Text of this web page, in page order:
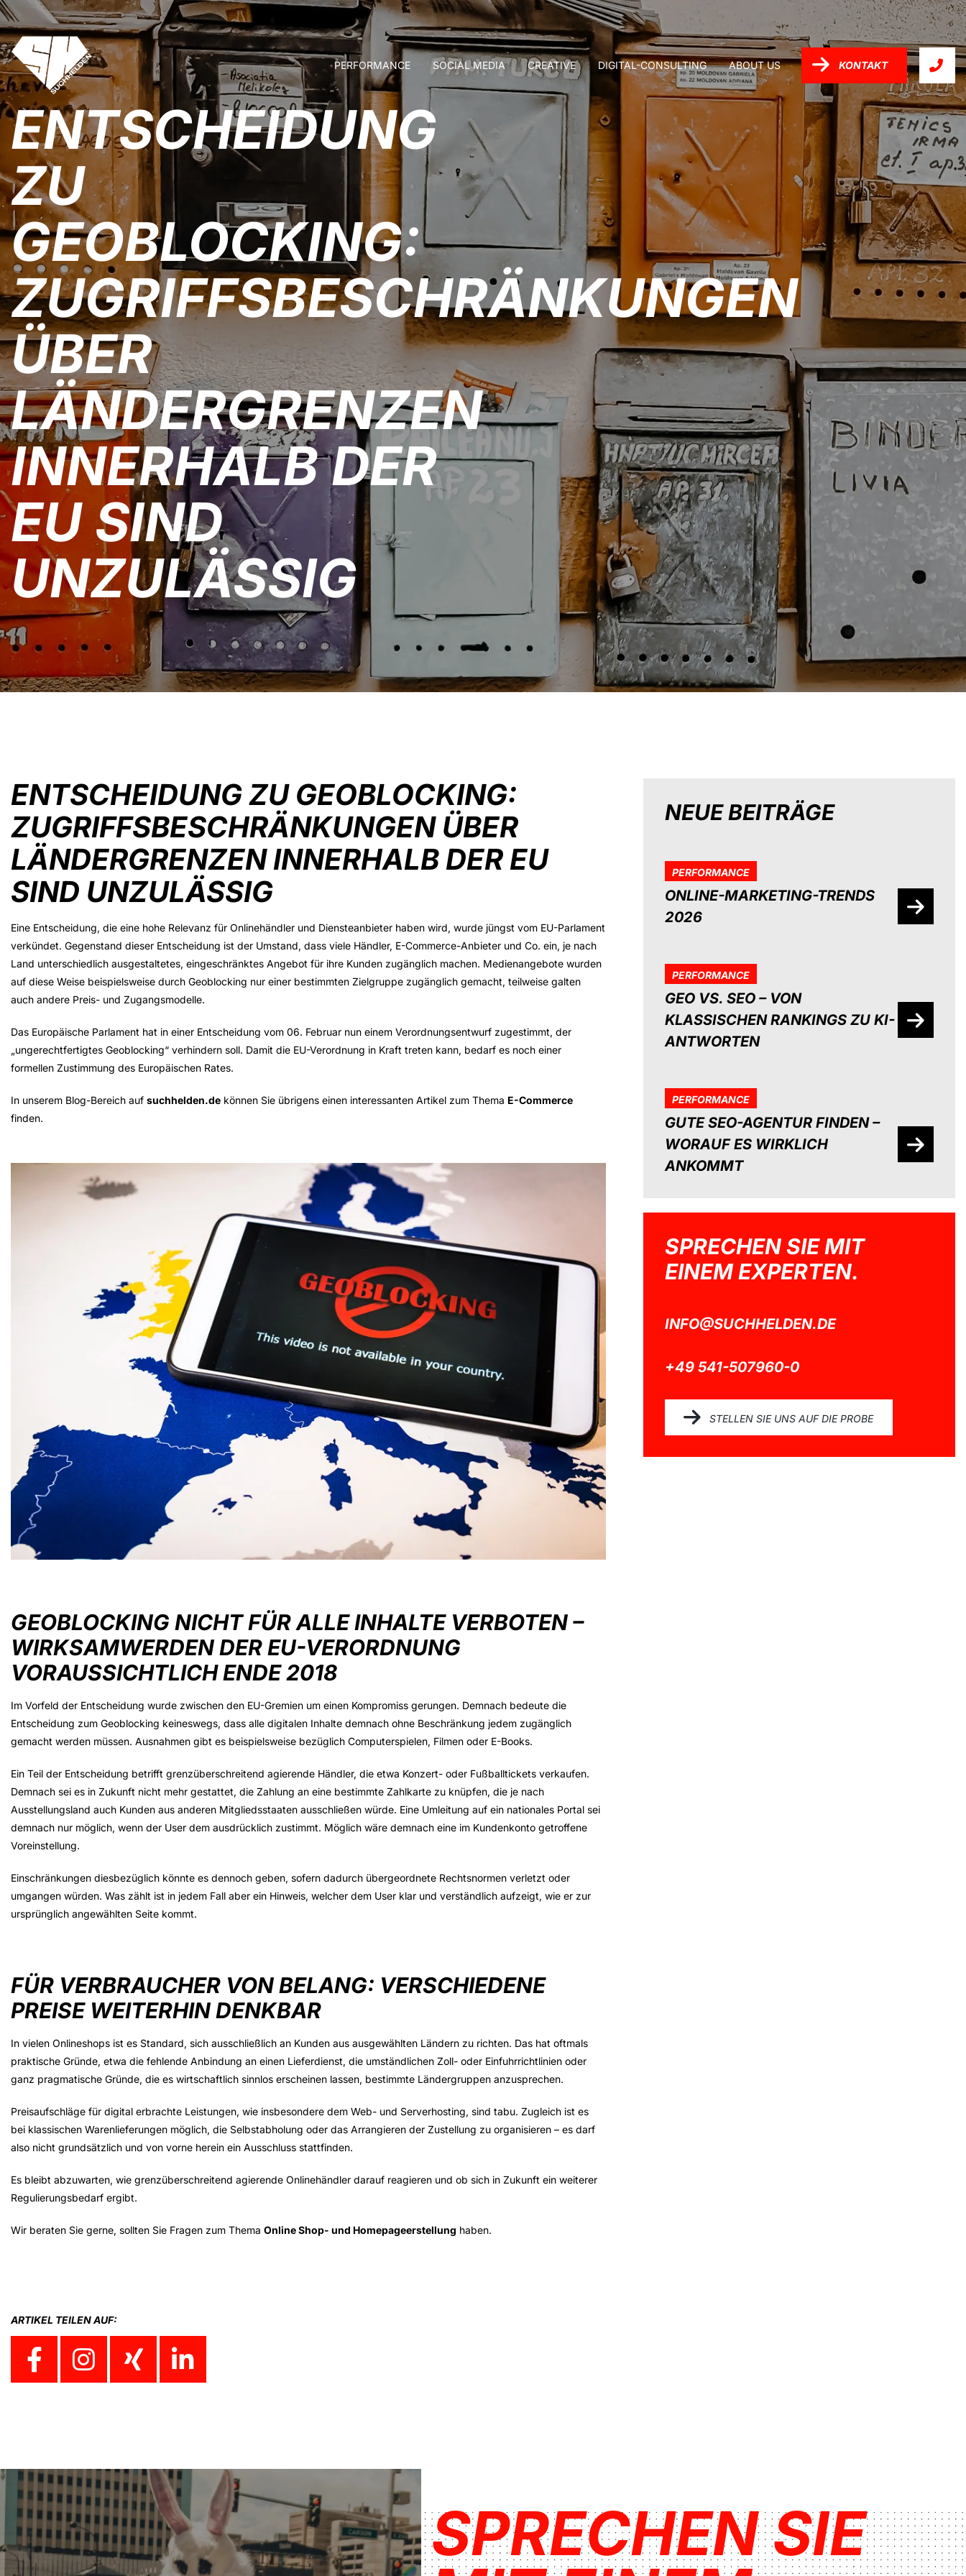
PERFORMANCE SOCIAL MEDIA CREATIVE DIGITAL-CONSULTING ABOUT US KONTAKT
ENTSCHEIDUNG
ZU
GEOBLOCKING:
ZUGRIFFSBESCHRÄNKUNGEN
ÜBER
LÄNDERGRENZEN
INNERHALB DER
EU SIND
UNZULÄSSIG
ENTSCHEIDUNG ZU GEOBLOCKING:
ZUGRIFFSBESCHRÄNKUNGEN ÜBER
LÄNDERGRENZEN INNERHALB DER EU
SIND UNZULÄSSIG
Eine Entscheidung, die eine hohe Relevanz für Onlinehändler und Diensteanbieter haben wird, wurde jüngst vom EU-Parlament
verkündet. Gegenstand dieser Entscheidung ist der Umstand, dass viele Händler, E-Commerce-Anbieter und Co. ein, je nach
Land unterschiedlich ausgestaltetes, eingeschränktes Angebot für ihre Kunden zugänglich machen. Medienangebote wurden
auf diese Weise beispielsweise durch Geoblocking nur einer bestimmten Zielgruppe zugänglich gemacht, teilweise galten
auch andere Preis- und Zugangsmodelle.
Das Europäische Parlament hat in einer Entscheidung vom 06. Februar nun einem Verordnungsentwurf zugestimmt, der
„ungerechtfertigtes Geoblocking“ verhindern soll. Damit die EU-Verordnung in Kraft treten kann, bedarf es noch einer
formellen Zustimmung des Europäischen Rates.
In unserem Blog-Bereich auf suchhelden.de können Sie übrigens einen interessanten Artikel zum Thema E-Commerce
finden.
GEOBLOCKING NICHT FÜR ALLE INHALTE VERBOTEN –
WIRKSAMWERDEN DER EU-VERORDNUNG
VORAUSSICHTLICH ENDE 2018
Im Vorfeld der Entscheidung wurde zwischen den EU-Gremien um einen Kompromiss gerungen. Demnach bedeute die
Entscheidung zum Geoblocking keineswegs, dass alle digitalen Inhalte demnach ohne Beschränkung jedem zugänglich
gemacht werden müssen. Ausnahmen gibt es beispielsweise bezüglich Computerspielen, Filmen oder E-Books.
Ein Teil der Entscheidung betrifft grenzüberschreitend agierende Händler, die etwa Konzert- oder Fußballtickets verkaufen.
Demnach sei es in Zukunft nicht mehr gestattet, die Zahlung an eine bestimmte Zahlkarte zu knüpfen, die je nach
Ausstellungsland auch Kunden aus anderen Mitgliedsstaaten ausschließen würde. Eine Umleitung auf ein nationales Portal sei
demnach nur möglich, wenn der User dem ausdrücklich zustimmt. Möglich wäre demnach eine im Kundenkonto getroffene
Voreinstellung.
Einschränkungen diesbezüglich könnte es dennoch geben, sofern dadurch übergeordnete Rechtsnormen verletzt oder
umgangen würden. Was zählt ist in jedem Fall aber ein Hinweis, welcher dem User klar und verständlich aufzeigt, wie er zur
ursprünglich angewählten Seite kommt.
FÜR VERBRAUCHER VON BELANG: VERSCHIEDENE
PREISE WEITERHIN DENKBAR
In vielen Onlineshops ist es Standard, sich ausschließlich an Kunden aus ausgewählten Ländern zu richten. Das hat oftmals
praktische Gründe, etwa die fehlende Anbindung an einen Lieferdienst, die umständlichen Zoll- oder Einfuhrrichtlinien oder
ganz pragmatische Gründe, die es wirtschaftlich sinnlos erscheinen lassen, bestimmte Ländergruppen anzusprechen.
Preisaufschläge für digital erbrachte Leistungen, wie insbesondere dem Web- und Serverhosting, sind tabu. Zugleich ist es
bei klassischen Warenlieferungen möglich, die Selbstabholung oder das Arrangieren der Zustellung zu organisieren – es darf
also nicht grundsätzlich und von vorne herein ein Ausschluss stattfinden.
Es bleibt abzuwarten, wie grenzüberschreitend agierende Onlinehändler darauf reagieren und ob sich in Zukunft ein weiterer
Regulierungsbedarf ergibt.
Wir beraten Sie gerne, sollten Sie Fragen zum Thema Online Shop- und Homepageerstellung haben.
ARTIKEL TEILEN AUF:
NEUE BEITRÄGE
PERFORMANCE
ONLINE-MARKETING-TRENDS
2026
PERFORMANCE
GEO VS. SEO – VON
KLASSISCHEN RANKINGS ZU KI-
ANTWORTEN
PERFORMANCE
GUTE SEO-AGENTUR FINDEN –
WORAUF ES WIRKLICH
ANKOMMT
SPRECHEN SIE MIT
EINEM EXPERTEN.
INFO@SUCHHELDEN.DE
+49 541-507960-0
STELLEN SIE UNS AUF DIE PROBE
SPRECHEN SIE